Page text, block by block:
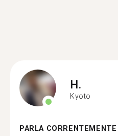
H.
Kyoto
PARLA CORRENTEMENTE